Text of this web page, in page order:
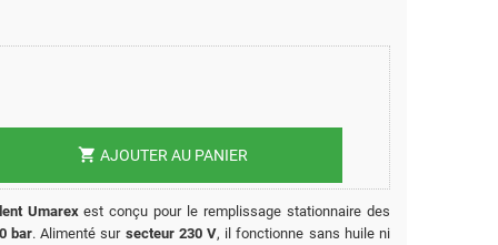
shopping_cart AJOUTER AU PANIER
Umarexest conçu pour le remplissage stationnaire des
bar. Alimenté sur secteur 230 V, il fonctionne sans huile ni